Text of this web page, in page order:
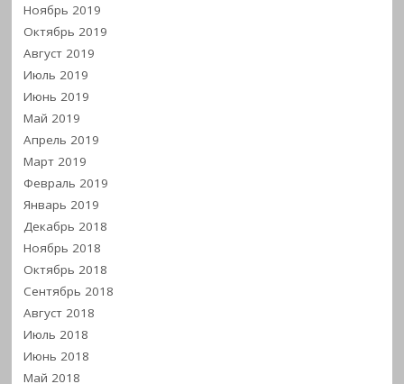
Ноябрь 2019
Октябрь 2019
Август 2019
Июль 2019
Июнь 2019
Май 2019
Апрель 2019
Март 2019
Февраль 2019
Январь 2019
Декабрь 2018
Ноябрь 2018
Октябрь 2018
Сентябрь 2018
Август 2018
Июль 2018
Июнь 2018
Май 2018